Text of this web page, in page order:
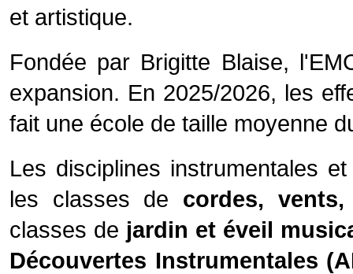
et artistique.
Fondée par Brigitte Blaise,
expansion. En 2025/2026, les
fait une école de taille moyenne
Les disciplines instrumentales
les classes de cordes,
classes de jardin et éveil
Découvertes Instrumentales